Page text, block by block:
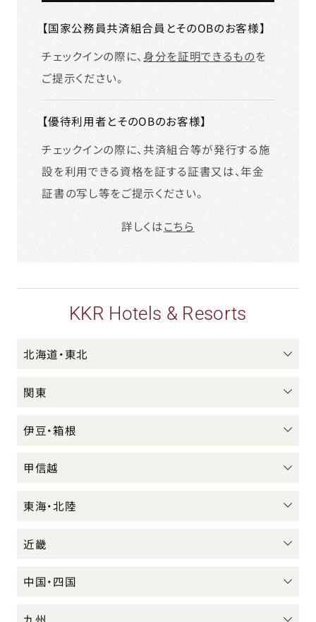
【国家公務員共済組合員とそのOBのお客様】
チェックインの際に、 身分を証明できるものを
ご提示ください。
【優待利用者とそのOBのお客様】
チェックインの際に、共済組合等が発行する施
設を利用できる資格を証する証書又は、年金
証書の写し等をご提示ください。
詳しくはこちら
KKR Hotels & Resorts
北海道・東北
関東
伊豆・箱根
甲信越
東海・北陸
近畿
中国・四国